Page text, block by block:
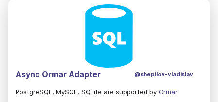
Async Ormar Adapter @shepilov-vladislav
PostgreSQL, MySQL, SQLite are supported by Ormar